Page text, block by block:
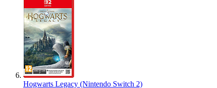
Hogwarts Legacy (Nintendo Switch 2)